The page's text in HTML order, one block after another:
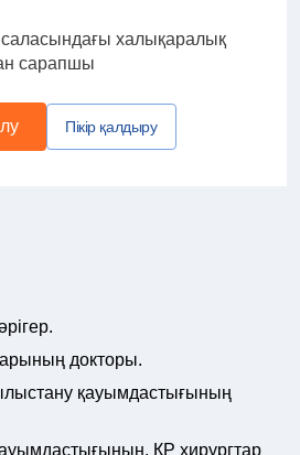
халықаралық
сарапшы
Пікір қалдыру
докторы.
қауымдастығының
ҚР хирургтар